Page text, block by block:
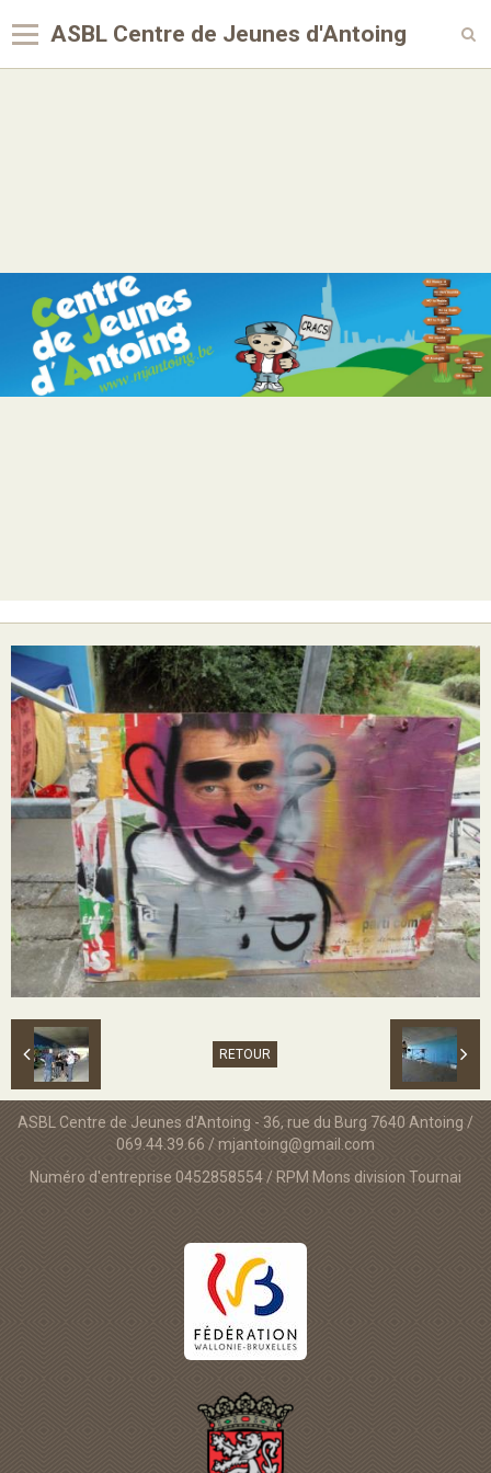
ASBL Centre de Jeunes d'Antoing
Nos MJ, accueils
Ateliers
Projets
Agenda
Boutique
Contact
Newsletter
Téléchargement
RETOUR
ASBL Centre de Jeunes d'Antoing - 36, rue du Burg 7640 Antoing /
069.44.39.66 / mjantoing@gmail.com
Numéro d'entreprise 0452858554 / RPM Mons division Tournai